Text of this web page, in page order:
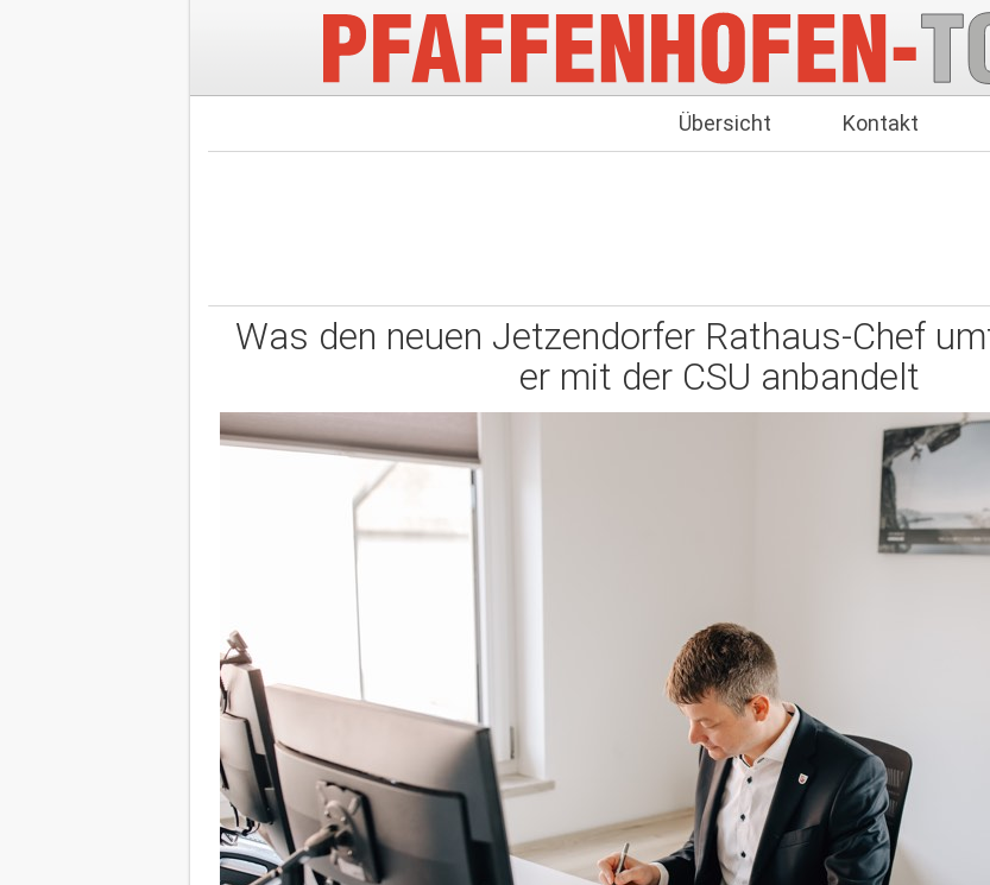
Übersicht Kontakt
Was den neuen Jetzendorfer Rathaus-Chef
er mit der CSU anbandelt